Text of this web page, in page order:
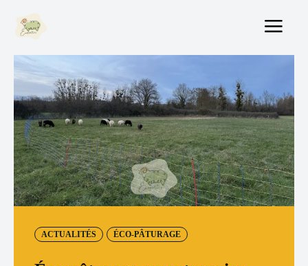
ACTUALITÉS ÉCO-PÂTURAGE